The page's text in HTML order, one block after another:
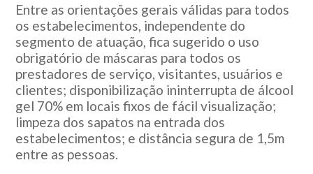
Entre as orientações gerais válidas para todos
os estabelecimentos, independente do
segmento de atuação, fica sugerido o uso
obrigatório de máscaras para todos os
prestadores de serviço, visitantes, usuários e
clientes; disponibilização ininterrupta de álcool
gel 70% em locais fixos de fácil visualização;
limpeza dos sapatos na entrada dos
estabelecimentos; e distância segura de 1,5m
entre as pessoas.